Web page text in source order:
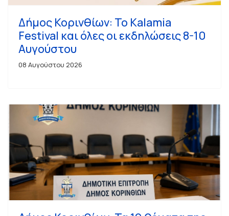
Δήμος Κορινθίων: Το Kalamia
Festival και όλες οι εκδηλώσεις 8-10
Αυγούστου
08 Αυγούστου 2026